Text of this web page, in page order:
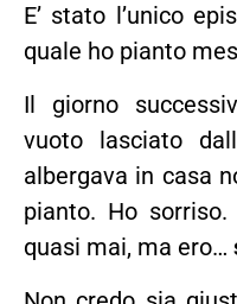
E’ stato l’unico
quale ho pianto
Il giorno
vuoto lasciato
albergava in casa
pianto. Ho
quasi mai, ma ero…